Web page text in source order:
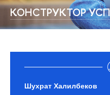
КОНСТРУКТОР
Шухрат Халилбеков